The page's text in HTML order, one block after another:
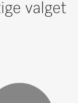
valget